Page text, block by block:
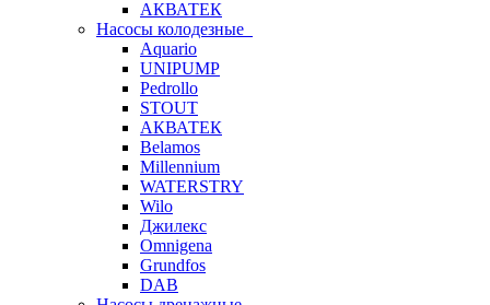
АКВАТЕК
Насосы колодезные
Aquario
UNIPUMP
Pedrollo
STOUT
АКВАТЕК
Belamos
Millennium
WATERSTRY
Wilo
Джилекс
Omnigena
Grundfos
DAB